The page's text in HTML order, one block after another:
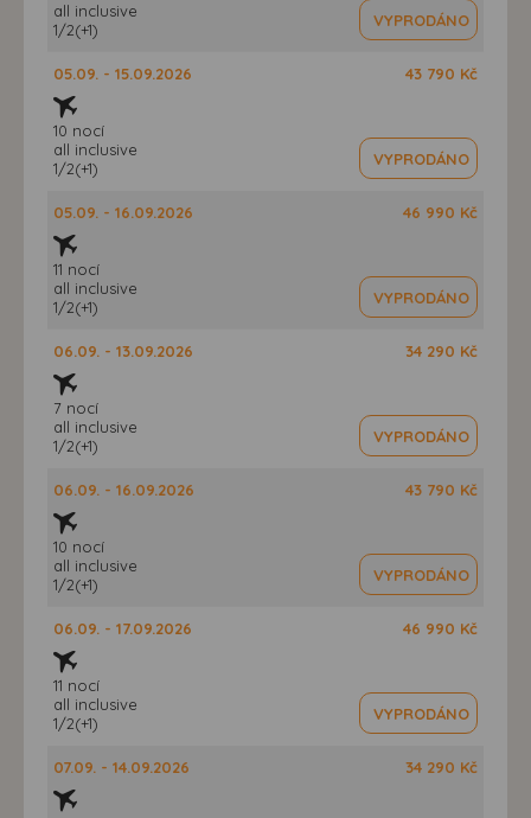
all inclusive
1/2(+1)
VYPRODÁNO
05.09. - 15.09.2026
10 nocí
all inclusive
1/2(+1)
43 790 Kč
VYPRODÁNO
05.09. - 16.09.2026
11 nocí
all inclusive
1/2(+1)
46 990 Kč
VYPRODÁNO
06.09. - 13.09.2026
7 nocí
all inclusive
1/2(+1)
34 290 Kč
VYPRODÁNO
06.09. - 16.09.2026
10 nocí
all inclusive
1/2(+1)
43 790 Kč
VYPRODÁNO
06.09. - 17.09.2026
11 nocí
all inclusive
1/2(+1)
46 990 Kč
VYPRODÁNO
07.09. - 14.09.2026 34 290 Kč